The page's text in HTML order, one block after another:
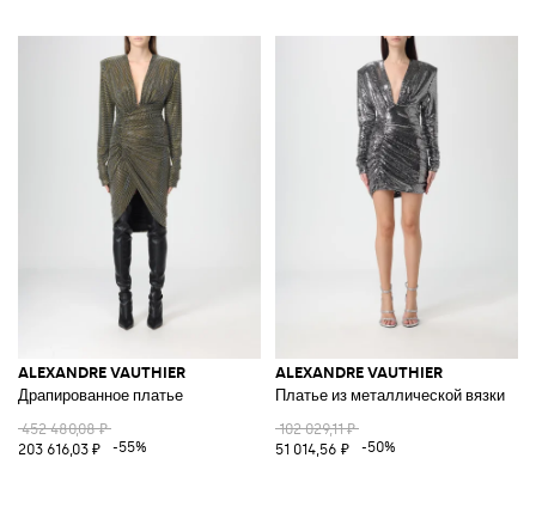
ALEXANDRE VAUTHIER
Драпированное платье
452 480,08 ₽
203 616,03 ₽
-55%
ALEXANDRE VAUTHIER
Платье из металлической вязки
102 029,11 ₽
51 014,56 ₽
-50%